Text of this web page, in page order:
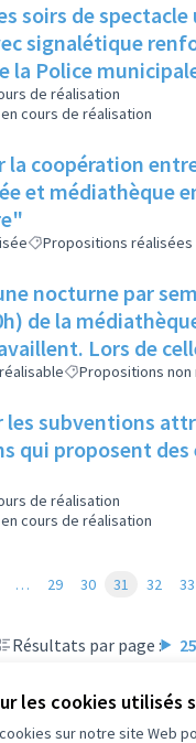
les cookies utilisés
sur notre site Web
soirs de spectacle
signalétique
la Police
de réalisation
cours de réalisation
la coopération
et médiathèque
Propositions réalisées
nocturne par
de la
Lors de
organiser des
Propositions non
les subventions
qui proposent des
de réalisation
cours de réalisation
Résultats par page : 25
… 29 30 31 32 33